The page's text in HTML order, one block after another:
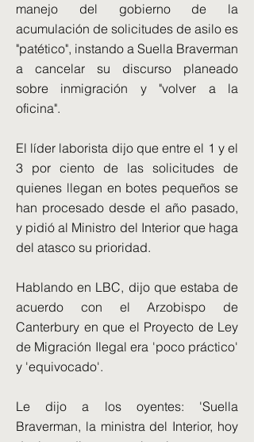
manejo del gobierno de la
acumulación de solicitudes de asilo es
"patético", instando a Suella Braverman
a cancelar su discurso planeado
sobre inmigración y "volver a la
oficina".
El líder laborista dijo que entre el 1 y el
3 por ciento de las solicitudes de
quienes llegan en botes pequeños se
han procesado desde el año pasado,
y pidió al Ministro del Interior que haga
del atasco su prioridad.
Hablando en LBC, dijo que estaba de
acuerdo con el Arzobispo de
Canterbury en que el Proyecto de Ley
de Migración Ilegal era 'poco práctico'
y 'equivocado'.
Le dijo a los oyentes: 'Suella
Braverman, la ministra del Interior, hoy